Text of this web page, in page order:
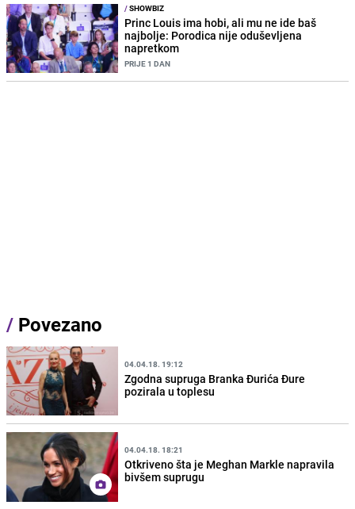
/SHOWBIZ
Princ Louis ima hobi, ali mu ne ide baš
najbolje: Porodica nije oduševljena
napretkom
PRIJE 1 DAN
/ Povezano
04.04.18. 19:12
Zgodna supruga Branka Đurića Đure
pozirala u toplesu
04.04.18. 18:21
Otkriveno šta je Meghan Markle napravila
bivšem suprugu